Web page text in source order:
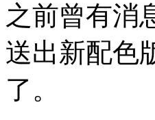
之前曾有消
送出新配色
了。